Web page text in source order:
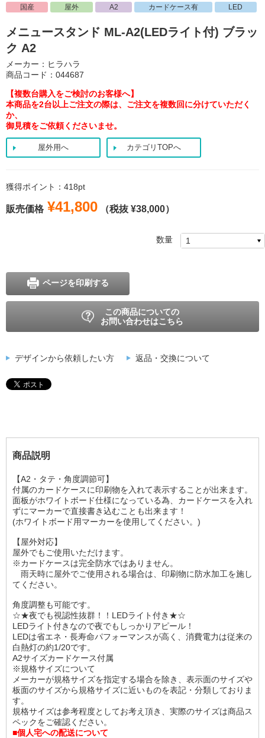
国産
屋外 A2 カードケース有 LED
メニュースタンド ML-A2(LEDライト付) ブラッ
ク A2
メーカー：ヒラハラ
商品コード：044687
【複数台購入をご検討のお客様へ】
本商品を2台以上ご注文の際は、ご注文を複数回に分けていただく
か、
御見積をご依頼くださいませ。
屋外用へ カテゴリTOPへ
獲得ポイント：418pt
販売価格 ¥41,800 （税抜 ¥38,000）
数量
ページを印刷する
この商品についての
お問い合わせはこちら
デザインから依頼したい方 返品・交換について
商品説明
【A2・タテ・角度調節可】
付属のカードケースに印刷物を入れて表示することが出来ます。
面板がホワイトボード仕様になっている為、カードケースを入れ
ずにマーカーで直接書き込むことも出来ます！
(ホワイトボード用マーカーを使用してください。)
【屋外対応】
屋外でもご使用いただけます。
※カードケースは完全防水ではありません。
雨天時に屋外でご使用される場合は、印刷物に防水加工を施し
てください。
角度調整も可能です。
☆★夜でも視認性抜群！！LEDライト付き★☆
LEDライト付きなので夜でもしっかりアピール！
LEDは省エネ・長寿命パフォーマンスが高く、消費電力は従来の
白熱灯の約1/20です。
A2サイズカードケース付属
※規格サイズについて
メーカーが規格サイズを指定する場合を除き、表示面のサイズや
板面のサイズから規格サイズに近いものを表記・分類しておりま
す。
規格サイズは参考程度としてお考え頂き、実際のサイズは商品ス
ペックをご確認ください。
■個人宅への配送について